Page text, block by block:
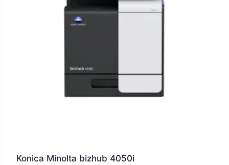
Konica Minolta bizhub 4050i